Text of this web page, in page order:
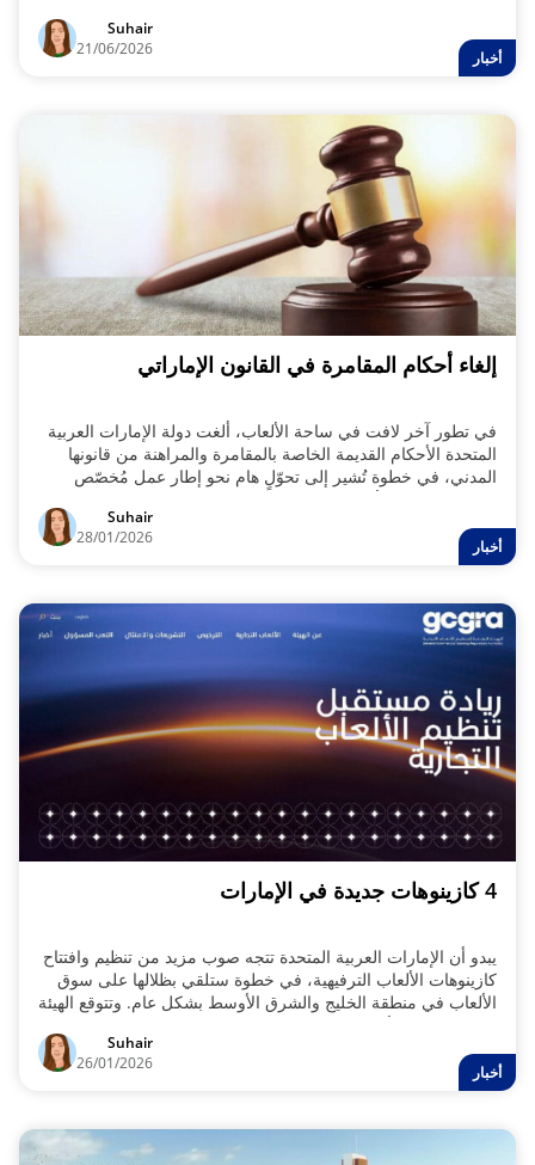
Suhair
21/06/2026
أخبار
إلغاء أحكام المقامرة في القانون الإماراتي
في تطور آخر لافت في ساحة الألعاب، ألغت دولة الإمارات العربية
المتحدة الأحكام القديمة الخاصة بالمقامرة والمراهنة من قانونها
المدني، في خطوة تُشير إلى تحوّلٍ هام نحو إطار عمل مُخصّص
ومُحكم التنظيم للألعاب التجارية، والمُقرر إطلاقه خلال العام المقبل.
Suhair
28/01/2026
أخبار
4 كازينوهات جديدة في الإمارات
يبدو أن الإمارات العربية المتحدة تتجه صوب مزيد من تنظيم وافتتاح
كازينوهات الألعاب الترفيهية، في خطوة ستلقي بظلالها على سوق
الألعاب في منطقة الخليج والشرق الأوسط بشكل عام. وتتوقع الهيئة
العامة لتنظيم الألعاب التجارية في الإمارات افتتاح ما بين منتجعين
وأربعة منتجعات متكاملة خلال السنوات الخمس إلى العشر المقبلة،
وأن سوق الألعاب في الدولة قد يتفوق على سوق سنغافورة.
Suhair
26/01/2026
أخبار